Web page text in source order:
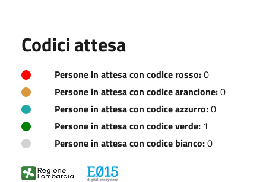
Codici attesa
Persone in attesa con codice rosso:0
Persone in attesa con codice arancione:0
Persone in attesa con codice azzurro:0
Persone in attesa con codice verde: 1
Persone in attesa con codice bianco:0